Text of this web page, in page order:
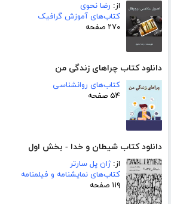
از: رضا نحوی
کتاب‌های آموزش گرافیک
۲۷۰ صفحه
دانلود کتاب چراهای زندگی من
کتاب‌های روانشناسی
۵۴ صفحه
دانلود کتاب شیطان و خدا - بخش اول
از:ژان پل سارتر
کتاب‌های نمایشنامه و فیلمنامه
۱۱۹ صفحه